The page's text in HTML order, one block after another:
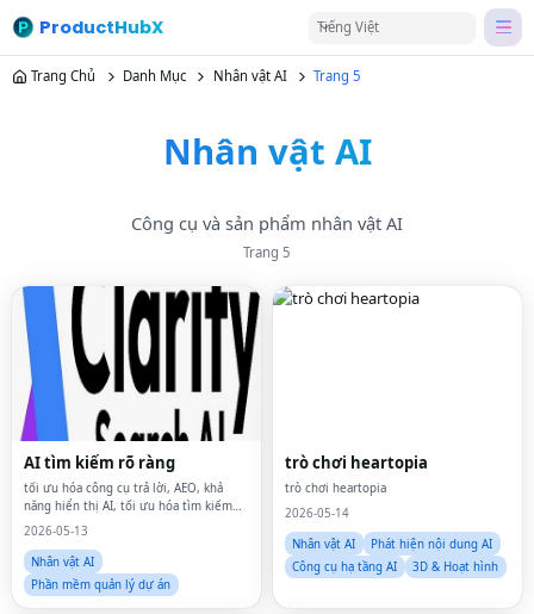
ProductHubX Tiếng Việt
Trang Chủ Danh Mục Nhân vật AI Trang 5
Nhân vật AI
Công cụ và sản phẩm nhân vật AI
Trang 5
AI tìm kiếm rõ ràng
tối ưu hóa công cụ trả lời, AEO, khả
năng hiển thị AI, tối ưu hóa tìm kiếm
AI, ChatGPT SEO, đề xuất AI, dữ liệu có
tối ưu hóa LLM, Mirror Web, tiếp thị A
2026-05-13
Nhân vật AI
Phần mềm quản lý dự án
trò chơi heartopia
trò chơi heartopia
2026-05-14
Nhân vật AI
Phát hiện nội dung AI
Công cụ hạ tầng AI
3D & Hoạt hình